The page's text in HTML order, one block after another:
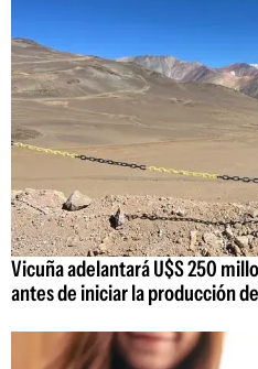
Vicuña adelantará U$S 250
antes de iniciar la producción